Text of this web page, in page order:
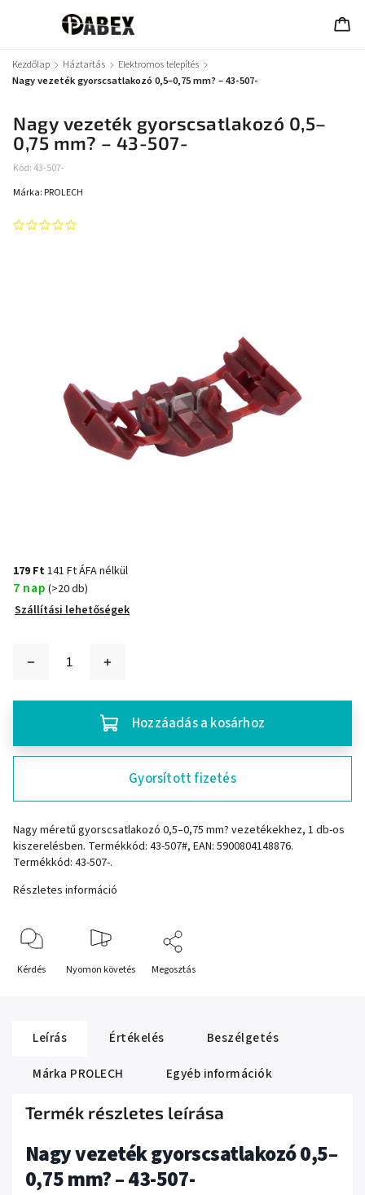
Kezdőlap / Háztartás / Elektromos telepítés /
Nagy vezeték gyorscsatlakozó 0,5–0,75 mm? – 43-507-
Nagy vezeték gyorscsatlakozó 0,5–
0,75 mm? – 43-507-
Kód:43-507-
Márka: PROLECH
179 Ft141 Ft ÁFA nélkül
7 nap (>20 db)
Szállítási lehetőségek
Hozzáadás a kosárhoz
Gyorsított fizetés
Nagy méretű gyorscsatlakozó 0,5–0,75 mm? vezetékekhez, 1 db-os
kiszerelésben. Termékkód: 43-507#, EAN: 5900804148876.
Termékkód: 43-507-.
Részletes információ
Kérdés Nyomon követés Megosztás
Leírás Értékelés
Beszélgetés
Márka PROLECH Egyéb információk
Termék részletes leírása
Nagy vezeték gyorscsatlakozó 0,5–
0,75 mm? – 43-507-